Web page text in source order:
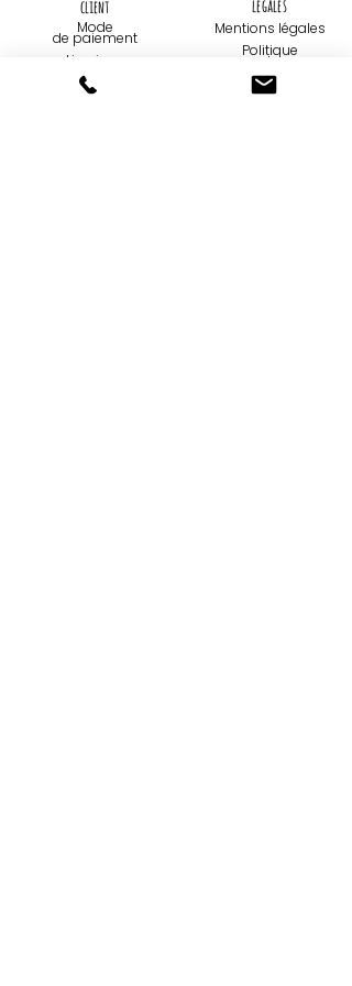
client
Mode
de paiement
Livraison
Retours et
échanges
légales
Mentions légales
Politique
de
confidentialité
Utilisation de